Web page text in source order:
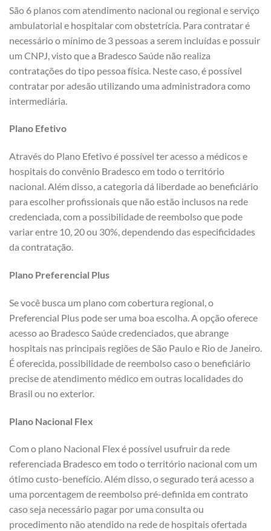
São 6 planos com atendimento nacional ou regional e serviço
ambulatorial e hospitalar com obstetrícia. Para contratar é
necessário o mínimo de 3 pessoas a serem incluídas e possuir
um CNPJ, visto que a Bradesco Saúde não realiza
contratações do tipo pessoa física. Neste caso, é possível
contratar por adesão utilizando uma administradora como
intermediária.
Plano Efetivo
Através do Plano Efetivo é possível ter acesso a médicos e
hospitais do convênio Bradesco em todo o território
nacional. Além disso, a categoria dá liberdade ao beneficiário
para escolher profissionais que não estão inclusos na rede
credenciada, com a possibilidade de reembolso que pode
variar entre 10, 20 ou 30%, dependendo das especificidades
da contratação.
Plano Preferencial Plus
Se você busca um plano com cobertura regional, o
Preferencial Plus pode ser uma boa escolha. A opção oferece
acesso ao Bradesco Saúde credenciados, que abrange
hospitais nas principais regiões de São Paulo e Rio de Janeiro.
É oferecida, possibilidade de reembolso caso o beneficiário
precise de atendimento médico em outras localidades do
Brasil ou no exterior.
Plano Nacional Flex
Com o plano Nacional Flex é possível usufruir da rede
referenciada Bradesco em todo o território nacional com um
ótimo custo-benefício. Além disso, o segurado terá acesso a
uma porcentagem de reembolso pré-definida em contrato
caso seja necessário pagar por uma consulta ou
procedimento não atendido na rede de hospitais ofertada